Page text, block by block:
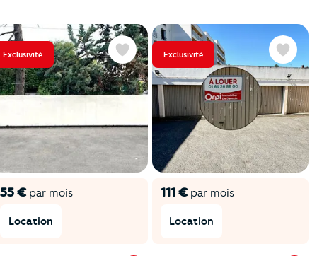
Exclusivité
55 €par mois
Location
Favoris Exclusivité
111 €par mois
Location
Favoris